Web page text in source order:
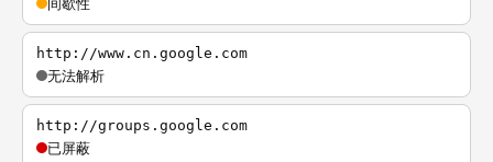
http://www.cn.google.com
无法解析
http://groups.google.com
已屏蔽